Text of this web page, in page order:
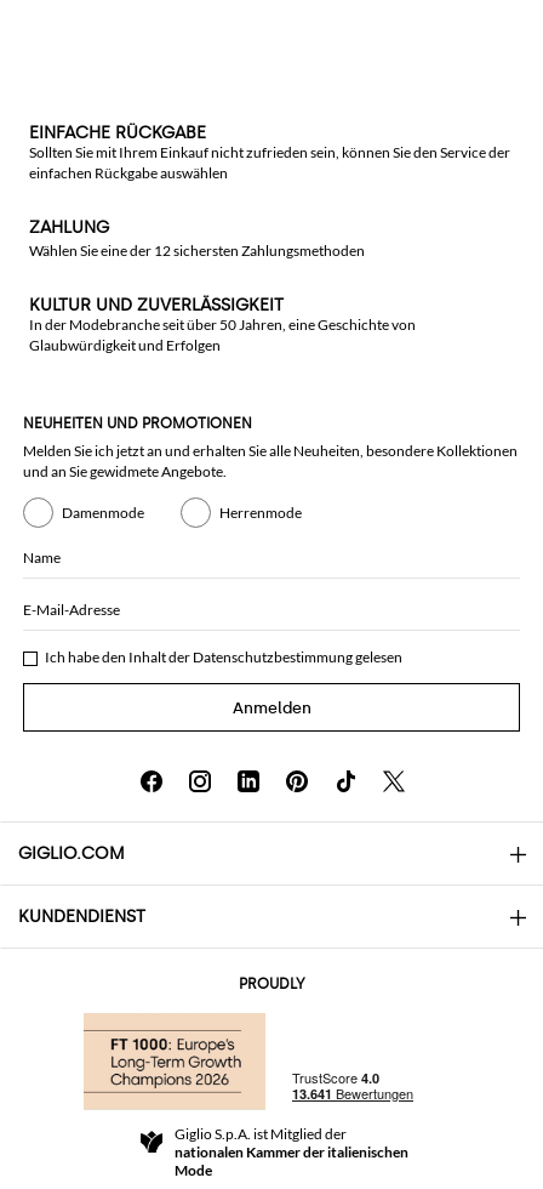
EINFACHE RÜCKGABE
Sollten Sie mit Ihrem Einkauf nicht zufrieden sein, können Sie den Service der
einfachen Rückgabe auswählen
ZAHLUNG
Wählen Sie eine der 12 sichersten Zahlungsmethoden
KULTUR UND ZUVERLÄSSIGKEIT
In der Modebranche seit über 50 Jahren, eine Geschichte von
Glaubwürdigkeit und Erfolgen
NEUHEITEN UND PROMOTIONEN
Melden Sie ich jetzt an und erhalten Sie alle Neuheiten, besondere Kollektionen
und an Sie gewidmete Angebote.
Damenmode Herrenmode
Name
E-Mail-Adresse
Ich habe den Inhalt der Datenschutzbestimmunggelesen
Anmelden
GIGLIO.COM
Über uns
Community Store
KUNDENDIENST
Rückgabe und Rückerstattungen
Geschäftsbedingungen
For a safe shopping experience
PROUDLY
Giglio S.p.A. ist Mitglied der
nationalen Kammer der italienischen
Mode